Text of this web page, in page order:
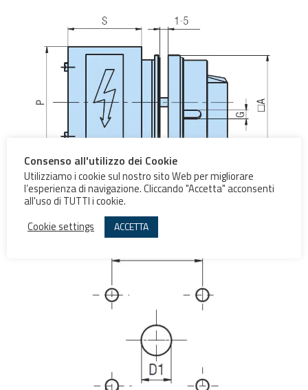
Pannello Frontale
Consenso all'utilizzo dei Cookie
Utilizziamo i cookie sul nostro sito Web per migliorare
l’esperienza di navigazione. Cliccando "Accetta" acconsenti
all'uso di TUTTI i cookie.
Cookie settings
ACCETTA